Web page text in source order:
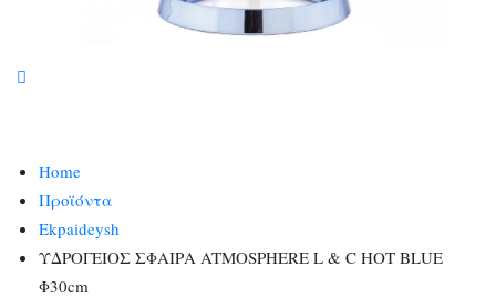
Home
Προϊόντα
Ekpaideysh
ΥΔΡΟΓΕΙΟΣ ΣΦΑΙΡΑ ATMOSPHERE L & C HOT BLUE
Φ30cm